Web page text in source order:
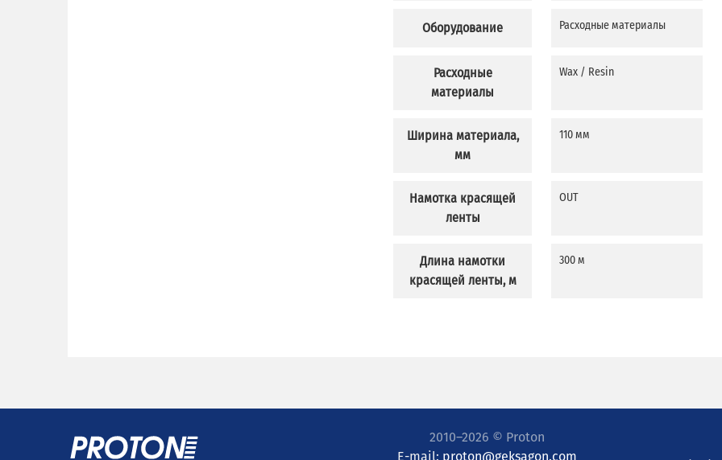
Оборудование
Расходные
материалы
Ширина материала,
мм
Намотка красящей
ленты
Длина намотки
красящей ленты, м
Расходные материалы
Wax / Resin
110 мм
OUT
300 м
2010–2026 © Proton
E-mail: proton@geksagon.com